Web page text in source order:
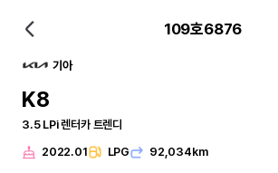
109호6876
기아
K8
3.5 LPi 렌터카 트렌디
2022.01 LPG 92,034km